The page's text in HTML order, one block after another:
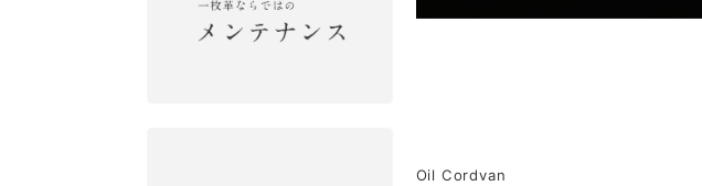
Oil Cordvan